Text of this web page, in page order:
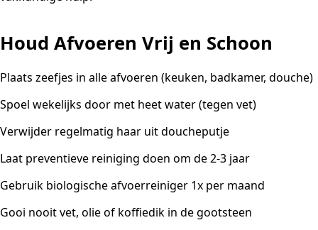
Houd Afvoeren Vrij en Schoon
Plaats zeefjes in alle afvoeren (keuken, badkamer, douche)
Spoel wekelijks door met heet water (tegen vet)
Verwijder regelmatig haar uit doucheputje
Laat preventieve reiniging doen om de 2-3 jaar
Gebruik biologische afvoerreiniger 1x per maand
Gooi nooit vet, olie of koffiedik in de gootsteen